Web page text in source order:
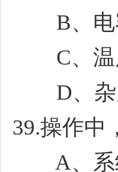
B、电
C、温
D、杂
39.操作中
A、系